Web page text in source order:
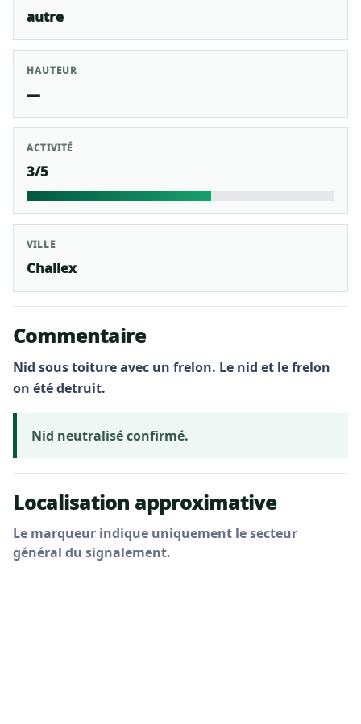
autre
HAUTEUR
—
ACTIVITÉ
3/5
VILLE
Challex
Commentaire
Nid sous toiture avec un frelon. Le nid et le frelon
on été detruit.
Nid neutralisé confirmé.
Localisation approximative
Le marqueur indique uniquement le secteur
général du signalement.